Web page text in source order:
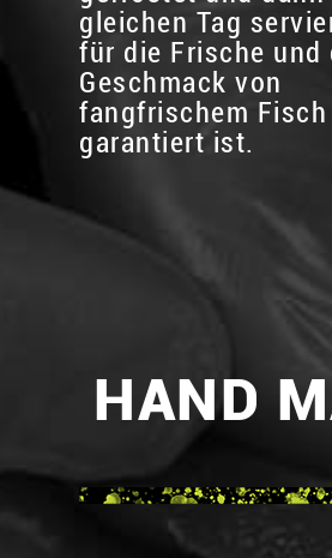
gleichen Tag
für die Frische und
Geschmack von
fangfrischem Fisch
garantiert ist.
HAND